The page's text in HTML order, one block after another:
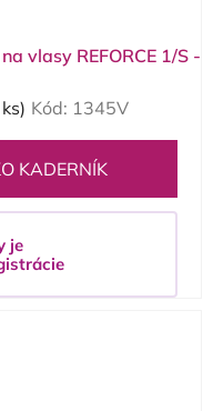
vlasy REFORCE 1/S -
Kód: 1345V
KADERNÍK
je